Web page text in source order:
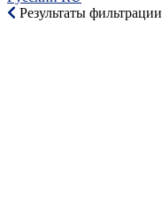
Результаты фильтрации